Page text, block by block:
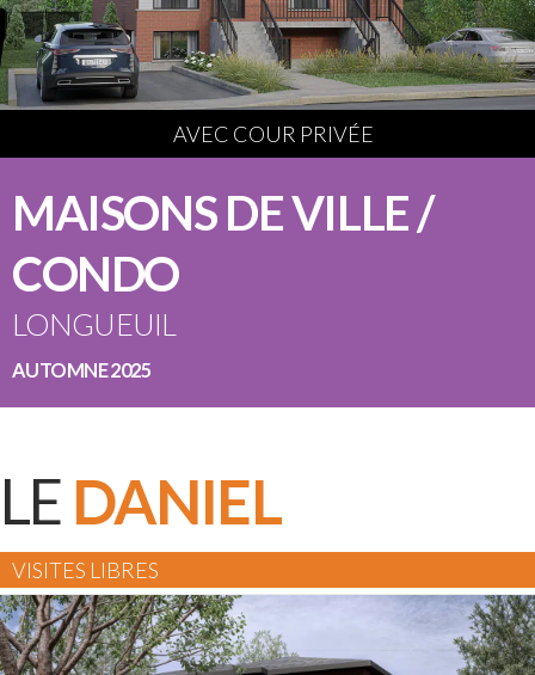
AVEC COUR PRIVÉE
MAISONS DE VILLE /
CONDO
LONGUEUIL
AUTOMNE 2025
LE DANIEL
VISITES LIBRES